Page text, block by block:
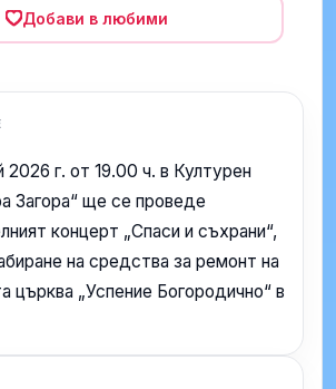
Добави в любими
2026 г. от 19.00 ч. в Културен
Загора“ ще се проведе
концерт „Спаси и съхрани“,
на средства за ремонт на
църква „Успение Богородично“ в